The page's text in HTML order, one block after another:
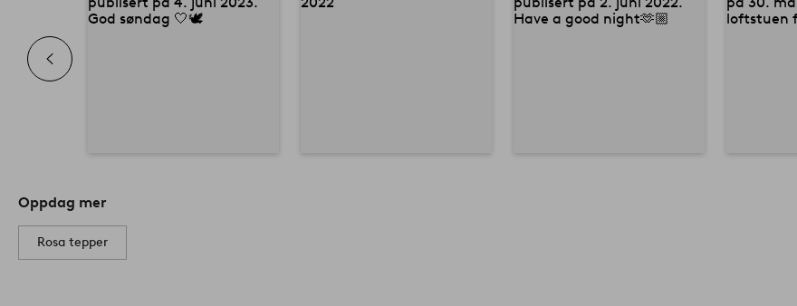
Oppdag mer
Rosa tepper